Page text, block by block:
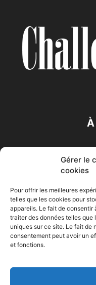
Gérer le
cookies
Pour offrir les meilleures
telles que les cookies pour
appareils. Le fait de consentir
traiter des données telles que
uniques sur ce site. Le fait de
consentement peut avoir un
et fonctions.
Accueil Economie
Maghreb